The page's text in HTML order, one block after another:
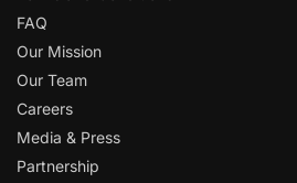
FAQ
Our Mission
Our Team
Careers
Media & Press
Partnership